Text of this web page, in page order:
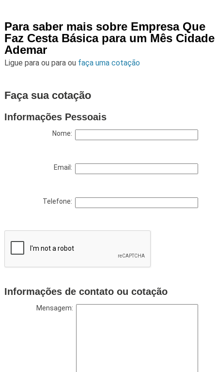
Para saber mais sobre Empresa Que
Faz Cesta Básica para um Mês Cidade
Ademar
Ligue para ou para ou faça uma cotação
Faça sua cotação
Informações Pessoais
Nome:
Email:
Telefone:
Informações de contato ou cotação
Mensagem: